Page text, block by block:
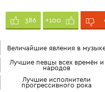
386 +100
Величайшие явления в
Лучшие певцы всех времён и
народов
Лучшие исполнители
прогрессивного рока